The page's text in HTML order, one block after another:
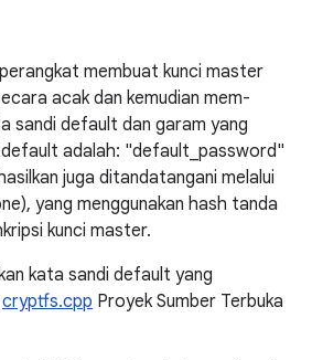
membuat kunci master
acak dan kemudian mem-
sandi default dan garam yang
adalah: "default_password"
juga ditandatangani melalui
yang menggunakan hash tanda
kunci master.
kata sandi default yang
cryptfs.cpp Proyek Sumber Terbuka